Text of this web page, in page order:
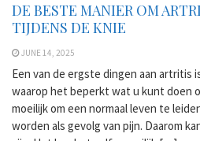
DE BESTE MANIER OM
TIJDENS DE KNIE
JUNE 14, 2025
Een van de ergste dingen aan artritis
waarop het beperkt wat u kunt doen
moeilijk om een ​​normaal leven te
worden als gevolg van pijn. Daarom